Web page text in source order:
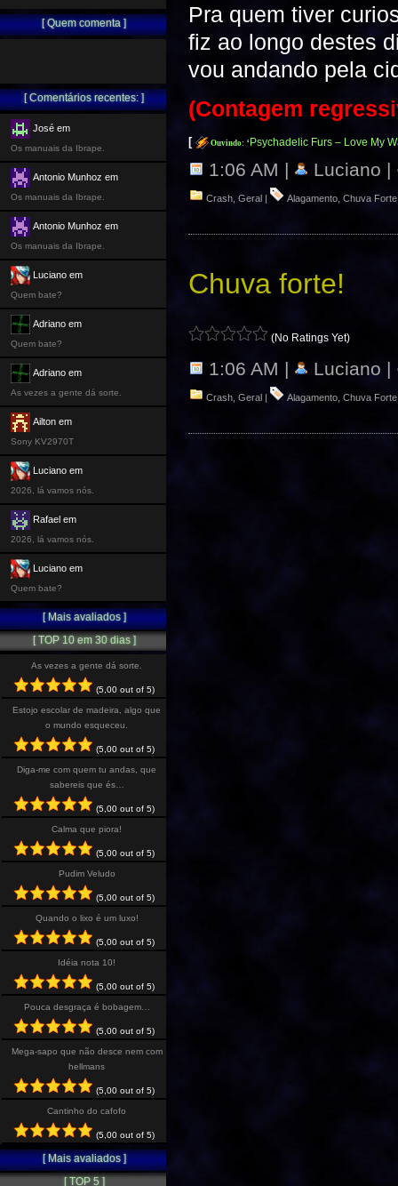
Pra quem tiver
fiz ao longo destes
vou andando pela
(Contagem
[ Ouvindo: ‘ Psychadelic Furs – Love My
1:06 AM | Luciano |
Crash ,Geral | Alagamento ,Chuva Forte
Chuva forte!
(No Ratings Yet)
1:06 AM | Luciano |
Crash ,Geral | Alagamento ,Chuva Forte
[ Quem comenta ]
[ Comentários recentes: ]
José em
Os manuais da Ibrape.
Antonio Munhoz em
Os manuais da Ibrape.
Antonio Munhoz em
Os manuais da Ibrape.
Luciano em
Quem bate?
Adriano em
Quem bate?
Adriano em
As vezes a gente dá sorte.
Ailton em
Sony KV2970T
Luciano em
2026, lá vamos nós.
Rafael em
2026, lá vamos nós.
Luciano em
Quem bate?
[ Mais avaliados ]
[ TOP 10 em 30 dias ]
As vezes a gente dá sorte.
(5,00 out of 5)
Estojo escolar de madeira, algo que
o mundo esqueceu.
(5,00 out of 5)
Diga-me com quem tu andas, que
sabereis que és…
(5,00 out of 5)
Calma que piora!
(5,00 out of 5)
Pudim Veludo
(5,00 out of 5)
Quando o lixo é um luxo!
(5,00 out of 5)
Idéia nota 10!
(5,00 out of 5)
Pouca desgraça é bobagem…
(5,00 out of 5)
Mega-sapo que não desce nem com
hellmans
(5,00 out of 5)
Cantinho do cafofo
(5,00 out of 5)
[ Mais avaliados ]
[ TOP 5 ]